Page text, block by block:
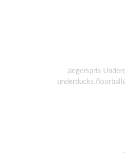
Jægerspris